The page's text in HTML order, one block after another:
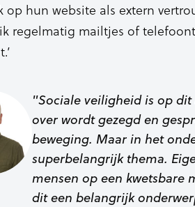
op hun website als extern
regelmatig mailtjes of
"Sociale veiligheid is op
over wordt gezegd en
beweging. Maar in het
superbelangrijk thema.
mensen op een kwetsbare
dit een belangrijk